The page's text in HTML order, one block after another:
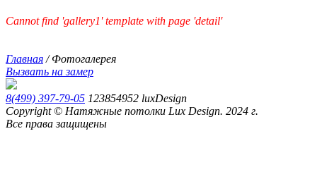
Cannot find 'gallery1' template with page 'detail'
Главная /Фотогалерея
Вызвать на замер
8(499) 397-79-05 123854952 luxDesign
Copyright © Натяжные потолки Lux Design. 2024 г.
Все права защищены